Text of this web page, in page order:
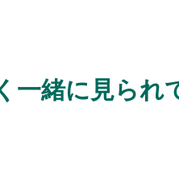
一緒に見られ